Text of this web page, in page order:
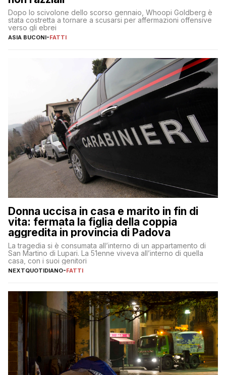
Dopo lo scivolone dello scorso gennaio, Whoopi Goldberg è
stata costretta a tornare a scusarsi per affermazioni offensive
verso gli ebrei
ASIA BUCONI-FATTI
Donna uccisa in casa e marito in fin di
vita: fermata la figlia della coppia
aggredita in provincia di Padova
La tragedia si è consumata all’interno di un appartamento di
San Martino di Lupari. La 51enne viveva all’interno di quella
casa, con i suoi genitori
NEXTQUOTIDIANO-FATTI